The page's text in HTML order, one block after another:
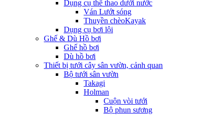
Dụng cụ thể thao dưới nước
Ván Lướt sóng
Thuyền chèoKayak
Dụng cụ bơi lội
Ghế & Dù Hồ bơi
Ghế hồ bơi
Dù hồ bơi
Thiết bị tưới cây sân vườn, cảnh quan
Bộ tưới sân vườn
Takagi
Holman
Cuộn vòi tưới
Bộ phun sương